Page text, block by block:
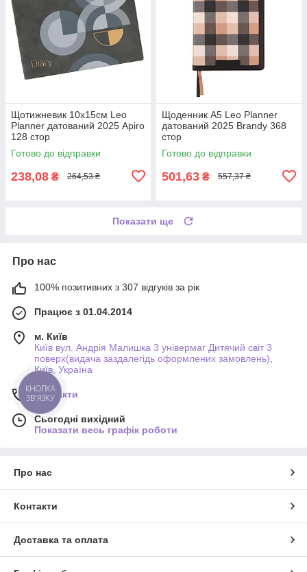
Щотижневик 10х15см Leo
Planner датований 2025 Apiro
128 стор
Готово до відправки
238,08 ₴ 264,53 ₴
Щоденник А5 Leo Planner
датований 2025 Brandy 368
стор
Готово до відправки
501,63 ₴ 557,37 ₴
Показати ще
Про нас
100% позитивних з 307 відгуків за рік
Працює з 01.04.2014
м. Київ
Київ вул. Андрія Малишка 3 універмаг Дитячий світ 3
поверх(видача заздалегідь оформлених замовлень),
Київ, Україна
Контакти
Сьогодні вихідний
Показати весь графік роботи
Про нас
Контакти
Доставка та оплата
КНОПКА
ЗВ'ЯЗКУ